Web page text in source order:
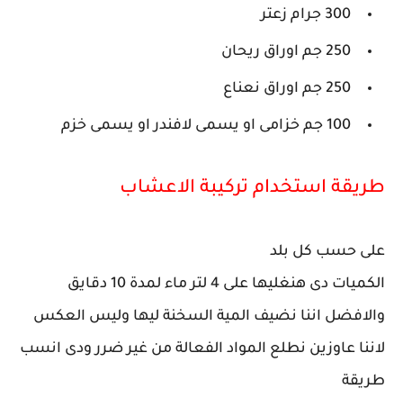
300 جرام زعتر
250 جم اوراق ريحان
250 جم اوراق نعناع
100 جم خزامى او يسمى لافندر او يسمى خزم
طريقة استخدام تركيبة الاعشاب
على حسب كل بلد
الكميات دى هنغليها على 4 لتر ماء لمدة 10 دقايق
والافضل اننا نضيف المية السخنة ليها وليس العكس
لاننا عاوزين نطلع المواد الفعالة من غير ضرر ودى انسب
طريقة